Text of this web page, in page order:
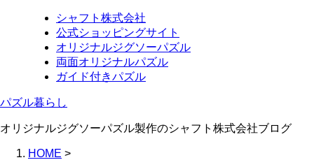
シャフト株式会社
公式ショッピングサイト
オリジナルジグソーパズル
両面オリジナルパズル
ガイド付きパズル
パズル暮らし
オリジナルジグソーパズル製作のシャフト株式会社ブログ
HOME >